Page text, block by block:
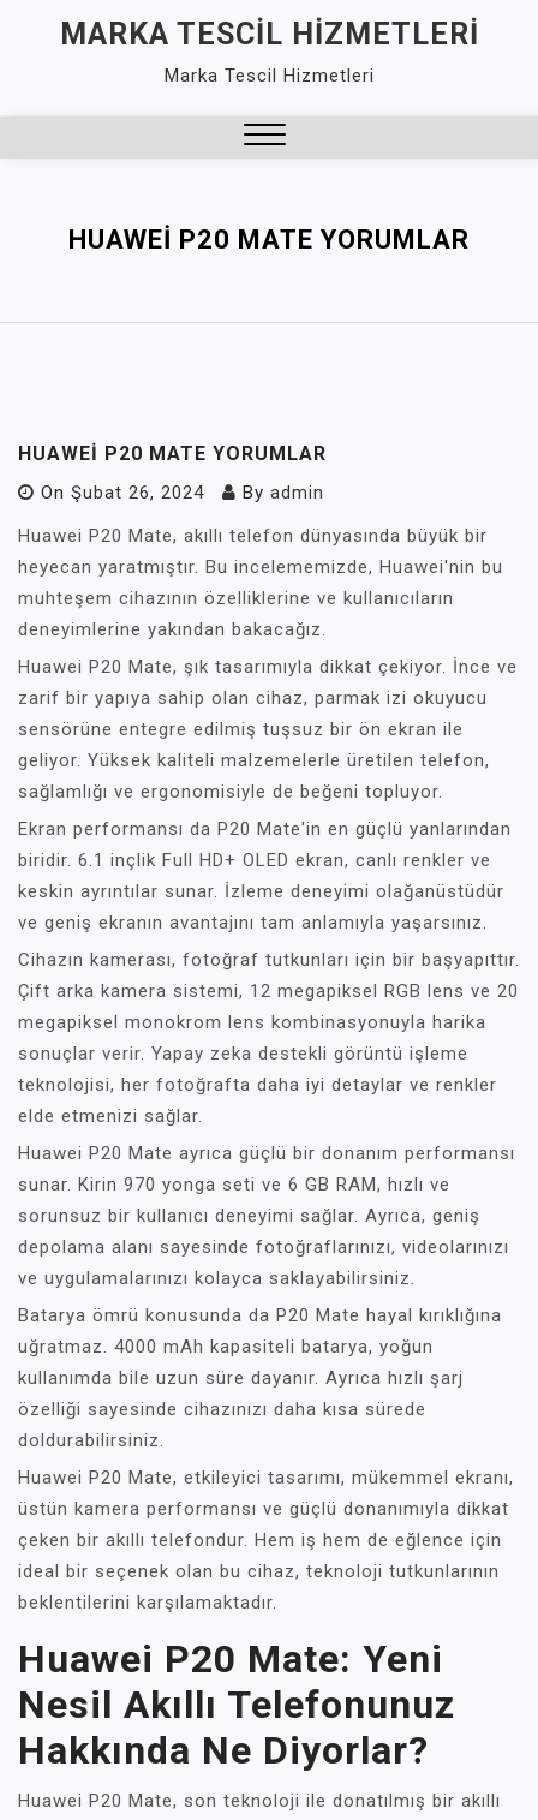
MARKA TESCIL HIZMETLERI
Marka Tescil Hizmetleri
HUAWEI P20 MATE YORUMLAR
HUAWEI P20 MATE YORUMLAR
On Şubat 26, 2024 By admin
Huawei P20 Mate, akıllı telefon dünyasında büyük bir
heyecan yaratmıştır. Bu incelememizde, Huawei'nin bu
muhteşem cihazının özelliklerine ve kullanıcıların
deneyimlerine yakından bakacağız.
Huawei P20 Mate, şık tasarımıyla dikkat çekiyor. İnce ve
zarif bir yapıya sahip olan cihaz, parmak izi okuyucu
sensörüne entegre edilmiş tuşsuz bir ön ekran ile
geliyor. Yüksek kaliteli malzemelerle üretilen telefon,
sağlamlığı ve ergonomisiyle de beğeni topluyor.
Ekran performansı da P20 Mate'in en güçlü yanlarından
biridir. 6.1 inçlik Full HD+ OLED ekran, canlı renkler ve
keskin ayrıntılar sunar. İzleme deneyimi olağanüstüdür
ve geniş ekranın avantajını tam anlamıyla yaşarsınız.
Cihazın kamerası, fotoğraf tutkunları için bir başyapıttır.
Çift arka kamera sistemi, 12 megapiksel RGB lens ve 20
megapiksel monokrom lens kombinasyonuyla harika
sonuçlar verir. Yapay zeka destekli görüntü işleme
teknolojisi, her fotoğrafta daha iyi detaylar ve renkler
elde etmenizi sağlar.
Huawei P20 Mate ayrıca güçlü bir donanım performansı
sunar. Kirin 970 yonga seti ve 6 GB RAM, hızlı ve
sorunsuz bir kullanıcı deneyimi sağlar. Ayrıca, geniş
depolama alanı sayesinde fotoğraflarınızı, videolarınızı
ve uygulamalarınızı kolayca saklayabilirsiniz.
Batarya ömrü konusunda da P20 Mate hayal kırıklığına
uğratmaz. 4000 mAh kapasiteli batarya, yoğun
kullanımda bile uzun süre dayanır. Ayrıca hızlı şarj
özelliği sayesinde cihazınızı daha kısa sürede
doldurabilirsiniz.
Huawei P20 Mate, etkileyici tasarımı, mükemmel ekranı,
üstün kamera performansı ve güçlü donanımıyla dikkat
çeken bir akıllı telefondur. Hem iş hem de eğlence için
ideal bir seçenek olan bu cihaz, teknoloji tutkunlarının
beklentilerini karşılamaktadır.
Huawei P20 Mate: Yeni
Nesil Akıllı Telefonunuz
Hakkında Ne Diyorlar?
Huawei P20 Mate, son teknoloji ile donatılmış bir akıllı